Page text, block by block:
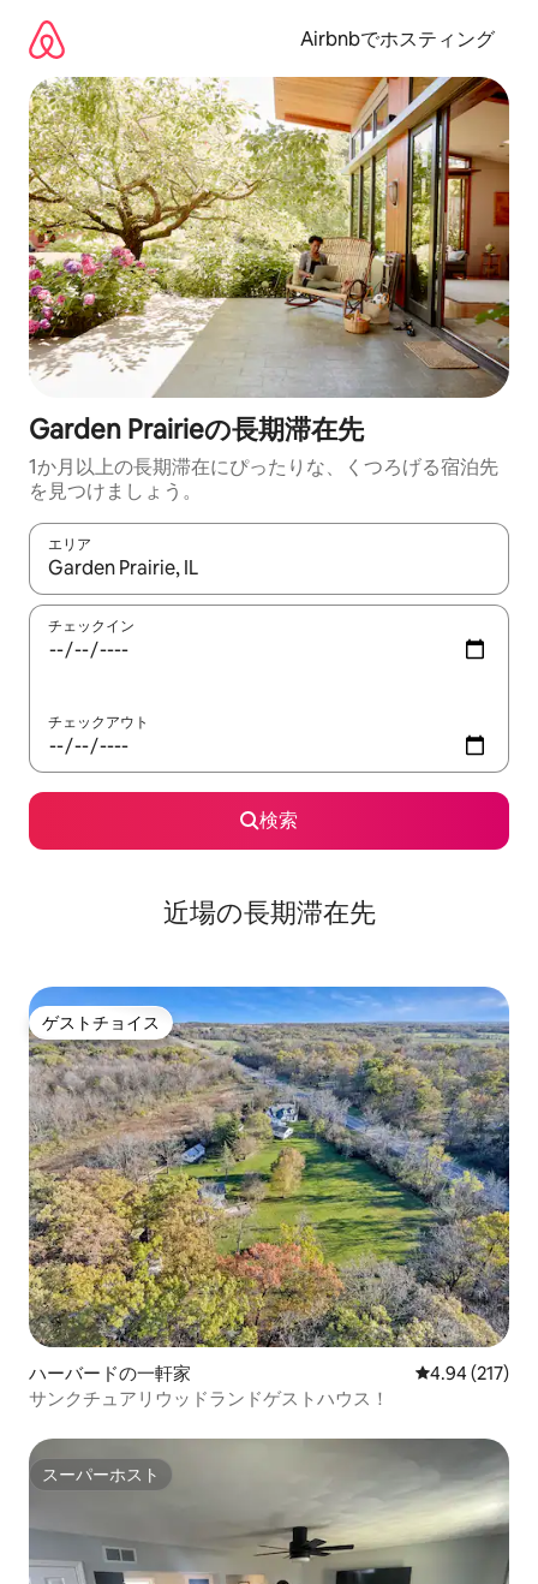
Airbnbでホスティング
Garden Prairieの長期滞在先
1か月以上の長期滞在にぴったりな、くつろげる宿泊先
を見つけましょう。
エリア
検索結果が表示されたら、上下の矢印キーを使って移動するか
チェックイン
チェックアウト
検索
近場の長期滞在先
ゲストチョイス
ゲストチョイス
ハーバードの一軒家 レビュー217
4.94 (217)
サンクチュアリウッドランドゲストハウス！
スーパーホスト
スーパーホスト